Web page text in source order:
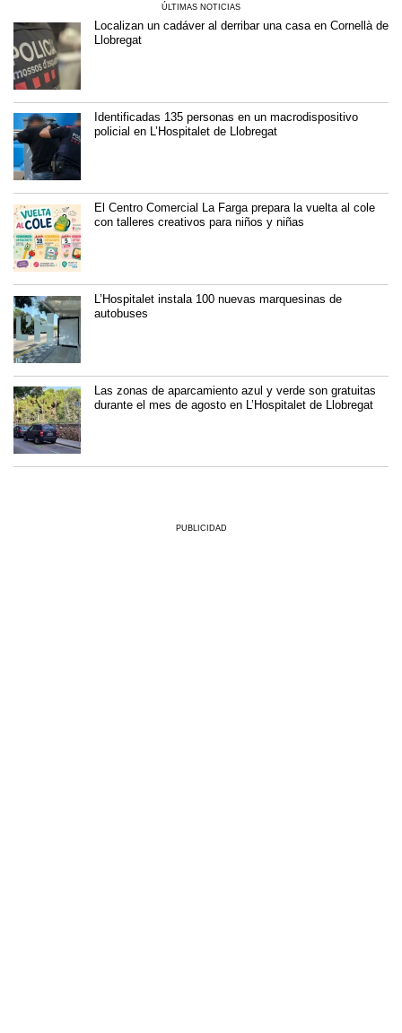
ÚLTIMAS NOTICIAS
Localizan un cadáver al derribar una casa en Cornellà de
Llobregat
Identificadas 135 personas en un macrodispositivo
policial en L’Hospitalet de Llobregat
El Centro Comercial La Farga prepara la vuelta al cole
con talleres creativos para niños y niñas
L’Hospitalet instala 100 nuevas marquesinas de
autobuses
Las zonas de aparcamiento azul y verde son gratuitas
durante el mes de agosto en L’Hospitalet de Llobregat
PUBLICIDAD